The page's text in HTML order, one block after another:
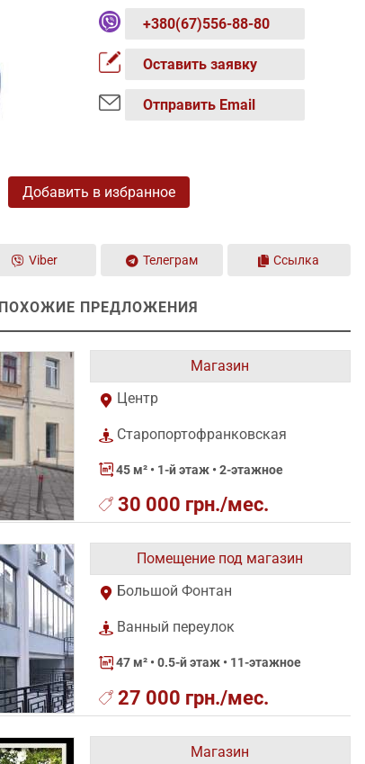
+380(67)556-88-80
Оставить заявку
Отправить Email
Добавить в избранное
Viber Телеграм Ссылка
ПОХОЖИЕ ПРЕДЛОЖЕНИЯ
Магазин
Центр
Старопортофранковская
45 м²• 1-й этаж • 2-этажное
30 000 грн./мес.
Помещение под магазин
Большой Фонтан
Ванный переулок
47 м²• 0.5-й этаж • 11-этажное
27 000 грн./мес.
Магазин